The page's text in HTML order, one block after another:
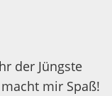
der Jüngste
mir Spaß!